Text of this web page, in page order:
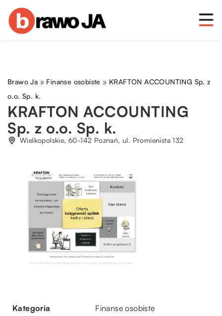
Brawo Ja » Finanse osobiste » KRAFTON ACCOUNTING Sp. z
o.o. Sp. k.
KRAFTON ACCOUNTING
Sp. z o.o. Sp. k.
Wielkopolskie, 60-142 Poznań, ul. Promienista 132
Kategoria Finanse osobiste